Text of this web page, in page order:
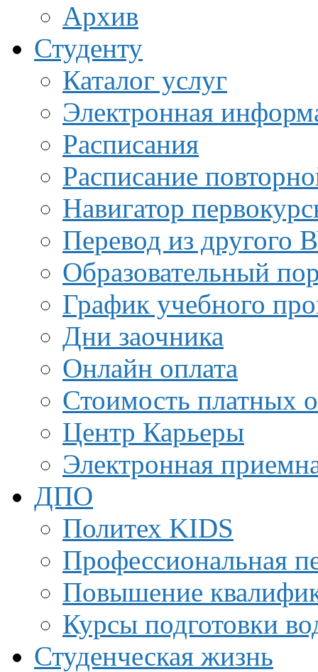
Архив
Студенту
Каталог услуг
Электронная
Расписания
Расписание
Навигатор
Перевод из другого
Образовательный
График учебного
Дни заочника
Онлайн оплата
Стоимость платных
Центр Карьеры
Электронная
ДПО
Политех KIDS
Профессиональная
Повышение
Курсы подготовки
Студенческая жизнь